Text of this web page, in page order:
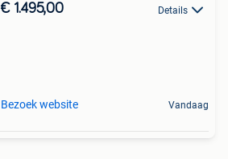
€ 1.495,00 Details
Bezoek website Vandaag